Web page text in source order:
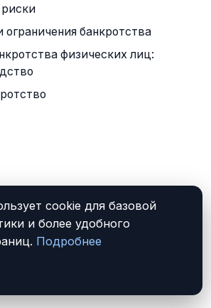
риски
банкротства
физических лиц:
cookie для базовой
и более удобного
Подробнее